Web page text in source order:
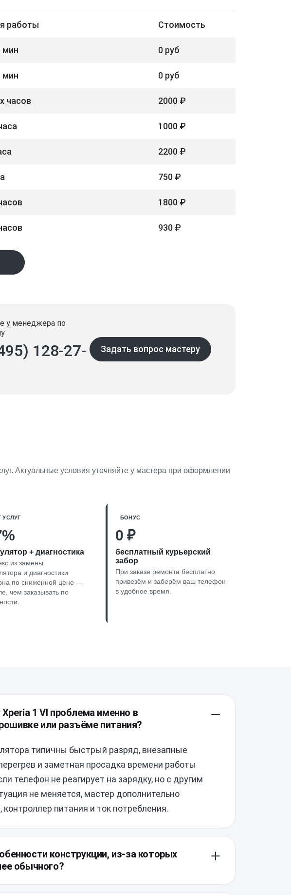
работы Стоимость
мин 0 руб
мин 0 руб
часов 2000 ₽
1000 ₽
2200 ₽
750 ₽
1800 ₽
930 ₽
у менеджера по
128-27-
Задать вопрос мастеру
Актуальные условия уточняйте у мастера при оформлении
УСЛУГ
+ диагностика
из замены
и диагностики
по сниженной цене —
чем заказывать по
БОНУС
0 ₽
бесплатный курьерский
забор
При заказе ремонта бесплатно
привезём и заберём ваш телефон
в удобное время.
1 VI проблема именно в
или разъёме питания?
типичны быстрый разряд, внезапные
и заметная просадка времени работы
телефон не реагирует на зарядку, но с другим
не меняется, мастер дополнительно
контроллер питания и ток потребления.
конструкции, из-за которых
обычного?
и стеклянные крышки, которые требуют